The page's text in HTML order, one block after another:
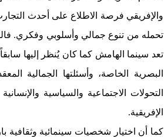
والإفريقي فرصة الاطلاع على أحدث التجارب
تحمله من تنوع جمالي وأسلوبي وفكري.
تعد سينما الهامش كما كان يُنظر إليها
البصرية الخاصة، وأسئلتها الجمالية
التحولات الاجتماعية والسياسية
الإفريقية.
كما أن اختيار شخصيات سينمائية وثقافية